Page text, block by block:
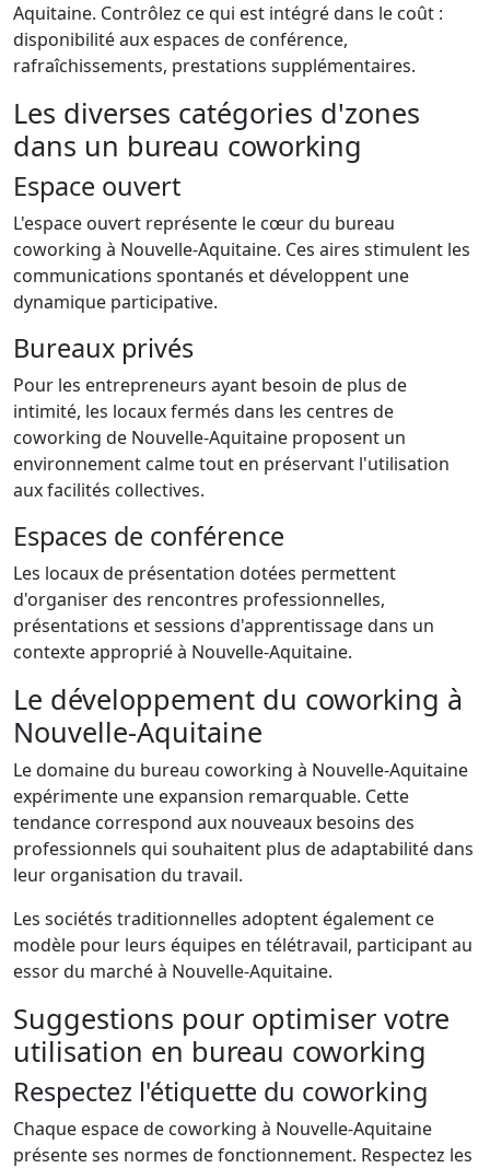
Aquitaine. Contrôlez ce qui est intégré dans le coût :
disponibilité aux espaces de conférence,
rafraîchissements, prestations supplémentaires.
Les diverses catégories d'zones
dans un bureau coworking
Espace ouvert
L'espace ouvert représente le cœur du bureau
coworking à Nouvelle-Aquitaine. Ces aires stimulent les
communications spontanés et développent une
dynamique participative.
Bureaux privés
Pour les entrepreneurs ayant besoin de plus de
intimité, les locaux fermés dans les centres de
coworking de Nouvelle-Aquitaine proposent un
environnement calme tout en préservant l'utilisation
aux facilités collectives.
Espaces de conférence
Les locaux de présentation dotées permettent
d'organiser des rencontres professionnelles,
présentations et sessions d'apprentissage dans un
contexte approprié à Nouvelle-Aquitaine.
Le développement du coworking à
Nouvelle-Aquitaine
Le domaine du bureau coworking à Nouvelle-Aquitaine
expérimente une expansion remarquable. Cette
tendance correspond aux nouveaux besoins des
professionnels qui souhaitent plus de adaptabilité dans
leur organisation du travail.
Les sociétés traditionnelles adoptent également ce
modèle pour leurs équipes en télétravail, participant au
essor du marché à Nouvelle-Aquitaine.
Suggestions pour optimiser votre
utilisation en bureau coworking
Respectez l'étiquette du coworking
Chaque espace de coworking à Nouvelle-Aquitaine
présente ses normes de fonctionnement. Respectez les